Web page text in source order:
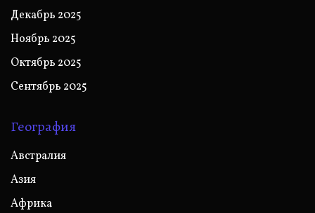
Декабрь 2025
Ноябрь 2025
Октябрь 2025
Сентябрь 2025
География
Австралия
Азия
Африка